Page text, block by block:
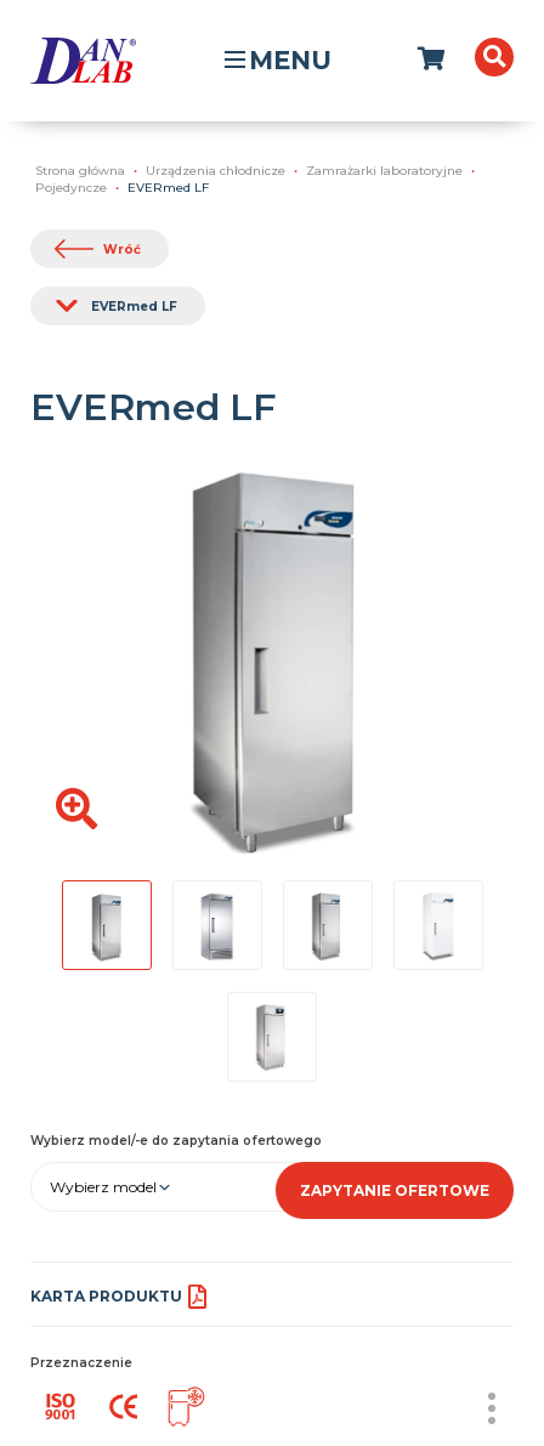
MENU
Strona główna Urządzenia chłodnicze
Zamrażarki laboratoryjne
Pojedyncze
EVERmed LF
Wróć
EVERmed LF
EVERmed LF
Wybierz model/-e do zapytania ofertowego
Wybierz model ZAPYTANIE OFERTOWE
KARTA PRODUKTU
Przeznaczenie